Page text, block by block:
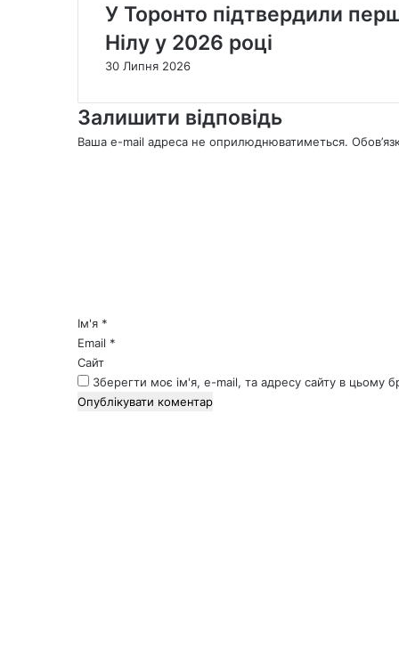
У Торонто підтвердили
Нілу у 2026 році
30 Липня 2026
Залишити відповідь
Ваша e-mail адреса не оприлюднюватиметься.
*Ім'я *
Email *
Сайт
Зберегти моє ім'я, e-mail, та адресу сайту в цьому